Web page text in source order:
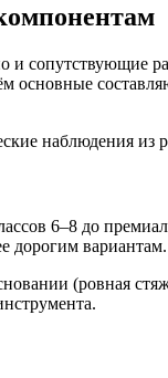
и сопутствующие
основные
наблюдения из
6–8 до
дорогим вариантам.
(ровная